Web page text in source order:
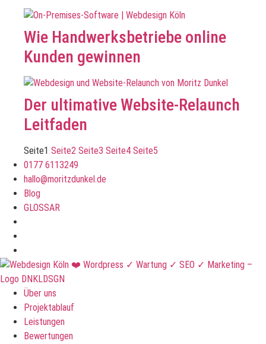
Wie Handwerksbetriebe online
Kunden gewinnen
Der ultimative Website-Relaunch
Leitfaden
Seite1 Seite2 Seite3 Seite4 Seite5
0177 6113249
hallo@moritzdunkel.de
Blog
GLOSSAR
Über uns
Projektablauf
Leistungen
Bewertungen